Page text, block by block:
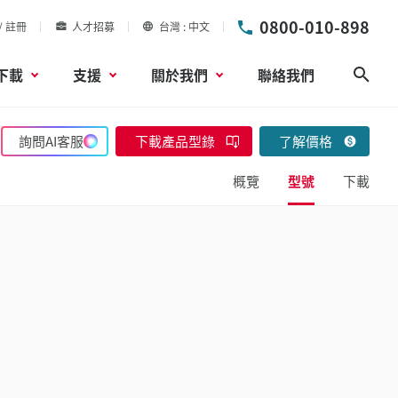
註冊 人才招募 台灣 中文 0800-010-898
載 支援 關於我們 聯絡我們
詢問AI客服 下載產品型錄 了解價格
概覽 型號 下載